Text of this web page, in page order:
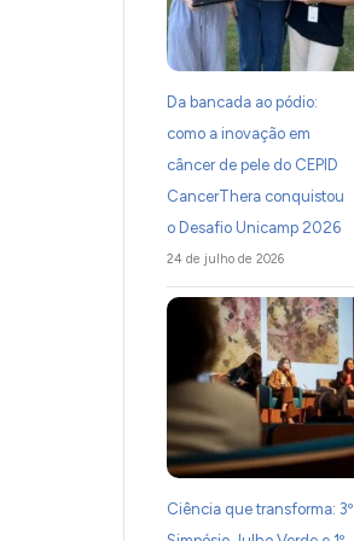
Da bancada ao pódio:
como a inovação em
câncer de pele do CEPID
CancerThera conquistou
o Desafio Unicamp 2026
24 de julho de 2026
Ciência que transforma: 3º